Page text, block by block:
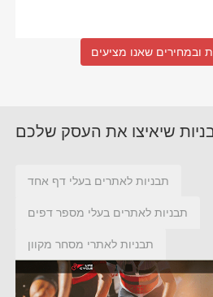
ובמחירים שאנו מציעים
שיאיצו את העסק שלכם
תבניות לאתרים בעלי דף אחד
תבניות לאתרים בעלי מספר דפים
תבניות לאתרי מסחר מקוון